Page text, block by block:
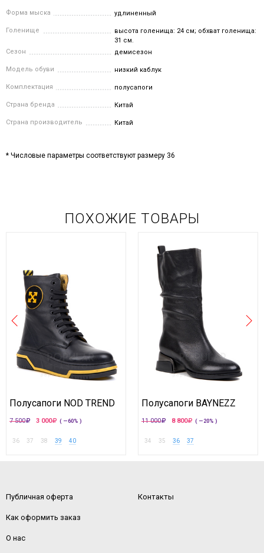
Форма мыска удлиненный
Голенище
высота голенища: 24 см; обхват голенища:
31 см.
Сезон
демисезон
Модель обуви низкий каблук
Комплектация полусапоги
Страна бренда Китай
Страна производитель Китай
* Числовые параметры соответствуют размеру 36
ПОХОЖИЕ ТОВАРЫ
Полусапоги NOD TREND
7 500 3 000 ( —60% )
36 37 38 39 40
Полусапоги BAYNEZZ
11 000 8 800 ( —20% )
34 35 36 37
Публичная оферта
Как оформить заказ
О нас
Контакты